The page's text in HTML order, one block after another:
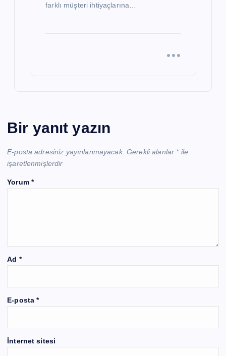
farklı müşteri ihtiyaçlarına…
Bir yanıt yazın
E-posta adresiniz yayınlanmayacak. Gerekli alanlar *ile
işaretlenmişlerdir
Yorum *
Ad *
E-posta*
İnternet sitesi